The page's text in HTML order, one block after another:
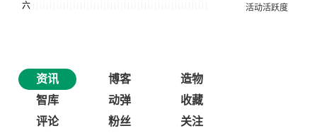
资讯 博客
造物
智库
动弹
收藏
评论
粉丝 关注